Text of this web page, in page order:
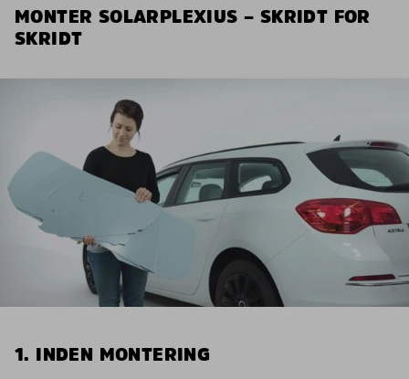
MONTER SOLARPLEXIUS – SKRIDT FOR
SKRIDT
1. INDEN MONTERING